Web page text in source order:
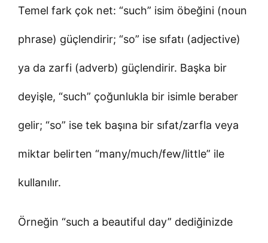
Temel fark çok net: “such” isim öbeğini (noun
phrase) güçlendirir; “so” ise sıfatı (adjective)
ya da zarfi (adverb) güçlendirir. Başka bir
deyişle, “such” çoğunlukla bir isimle beraber
gelir; “so” ise tek başına bir sıfat/zarfla veya
miktar belirten “many/much/few/little” ile
kullanılır.
Örneğin “such a beautiful day” dediğinizde